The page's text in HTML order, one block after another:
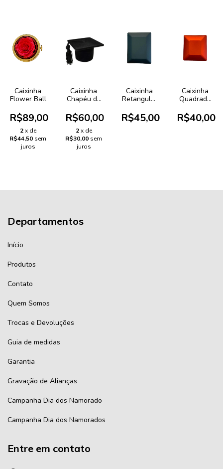
Caixinha
Flower Ball
R$89,00
2 x de
R$44,50 sem
juros
Caixinha
Chapéu de
R$60,00
2 x de
R$30,00 sem
juros
Caixinha
Retangular
R$45,00
Caixinha
Quadrada
Led
R$40,00
Departamentos
Início
Produtos
Contato
Quem Somos
Trocas e Devoluções
Guia de medidas
Garantia
Gravação de Alianças
Campanha Dia dos Namorado
Campanha Dia dos Namorados
Entre em contato